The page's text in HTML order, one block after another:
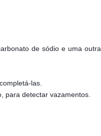
de sódio e uma outra
las.
para detectar vazamentos.